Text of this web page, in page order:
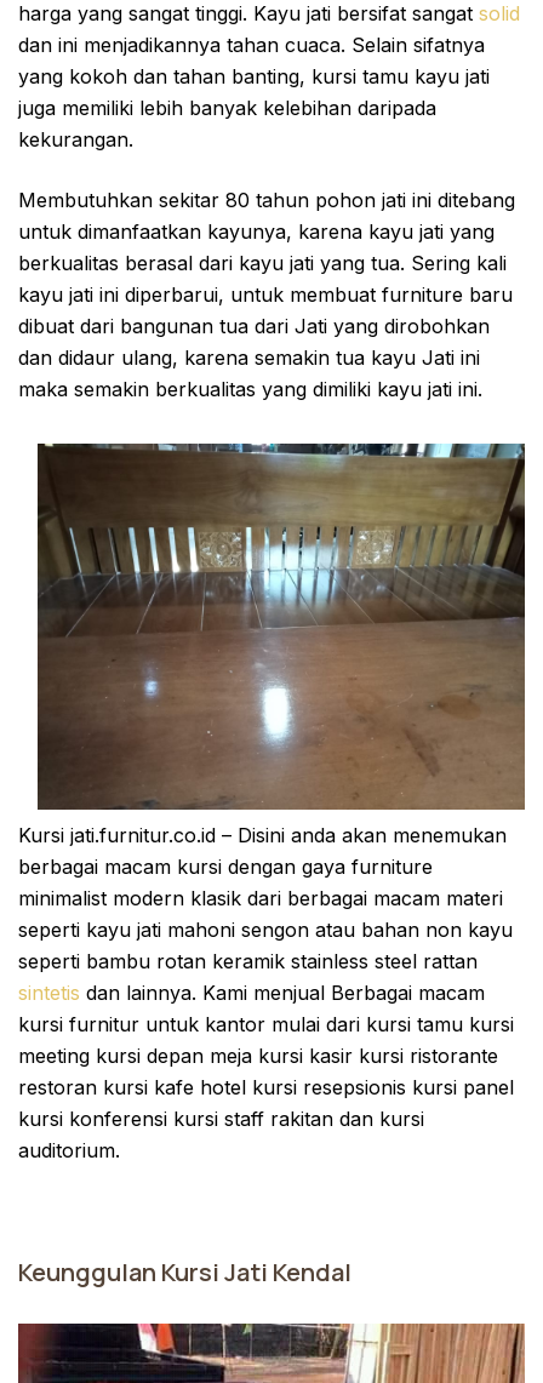
harga yang sangat tinggi. Kayu jati bersifat sangat solid
dan ini menjadikannya tahan cuaca. Selain sifatnya
yang kokoh dan tahan banting, kursi tamu kayu jati
juga memiliki lebih banyak kelebihan daripada
kekurangan.
Membutuhkan sekitar 80 tahun pohon jati ini ditebang
untuk dimanfaatkan kayunya, karena kayu jati yang
berkualitas berasal dari kayu jati yang tua. Sering kali
kayu jati ini diperbarui, untuk membuat furniture baru
dibuat dari bangunan tua dari Jati yang dirobohkan
dan didaur ulang, karena semakin tua kayu Jati ini
maka semakin berkualitas yang dimiliki kayu jati ini.
Kursi jati.furnitur.co.id – Disini anda akan menemukan
berbagai macam kursi dengan gaya furniture
minimalist modern klasik dari berbagai macam materi
seperti kayu jati mahoni sengon atau bahan non kayu
seperti bambu rotan keramik stainless steel rattan
sintetis dan lainnya. Kami menjual Berbagai macam
kursi furnitur untuk kantor mulai dari kursi tamu kursi
meeting kursi depan meja kursi kasir kursi ristorante
restoran kursi kafe hotel kursi resepsionis kursi panel
kursi konferensi kursi staff rakitan dan kursi
auditorium.
Keunggulan Kursi Jati Kendal